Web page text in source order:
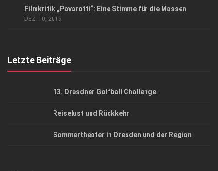
Filmkritik „Pavarotti“: Eine Stimme für die Massen
DEZ. 10, 2019
Letzte Beiträge
13. Dresdner Golfball Challenge
Reiselust und Rückkehr
Sommertheater in Dresden und der Region